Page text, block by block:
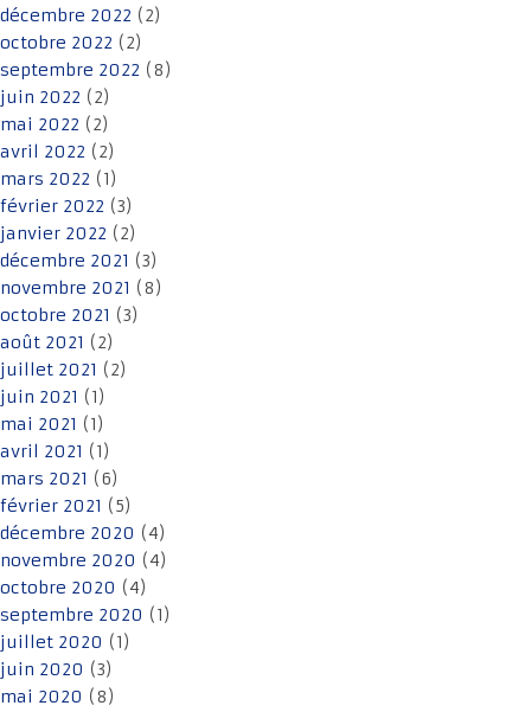
décembre 2022 (2)
octobre 2022 (2)
septembre 2022 (8)
juin 2022 (2)
mai 2022 (2)
avril 2022 (2)
mars 2022 (1)
février 2022 (3)
janvier 2022 (2)
décembre 2021 (3)
novembre 2021 (8)
octobre 2021 (3)
août 2021 (2)
juillet 2021 (2)
juin 2021 (1)
mai 2021 (1)
avril 2021 (1)
mars 2021 (6)
février 2021 (5)
décembre 2020 (4)
novembre 2020 (4)
octobre 2020 (4)
septembre 2020 (1)
juillet 2020 (1)
juin 2020 (3)
mai 2020 (8)